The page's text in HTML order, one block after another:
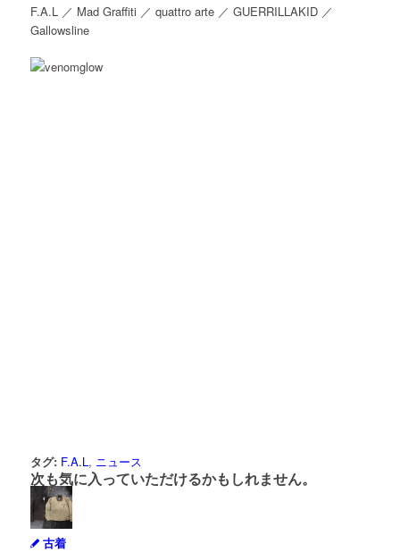
F.A.L ／ Mad Graffiti ／ quattro arte ／ GUERRILLAKID ／
Gallowsline
タグ: F.A.L, ニュース
次も気に入っていただけるかもしれません。
古着